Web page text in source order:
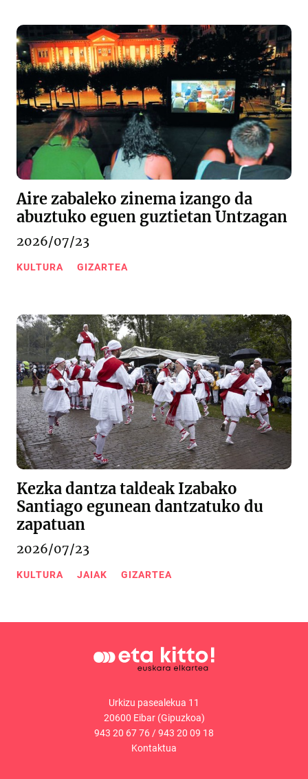
Aire zabaleko zinema izango da
abuztuko eguen guztietan Untzagan
2026/07/23
KULTURA GIZARTEA
Kezka dantza taldeak Izabako
Santiago egunean dantzatuko du
zapatuan
2026/07/23
KULTURA JAIAK GIZARTEA
Urkizu pasealekua 11
20600 Eibar (Gipuzkoa)
943 20 67 76/943 20 09 18
Kontaktua